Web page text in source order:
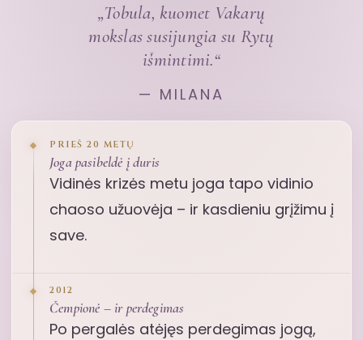
„Tobula, kuomet Vakarų
mokslas susijungia su Rytų
išmintimi.“
— MILANA
PRIEŠ 20 METŲ
Joga pasibeldė į duris
Vidinės krizės metu joga tapo vidinio
chaoso užuovėja – ir kasdieniu grįžimu į
save.
2012
Čempionė – ir perdegimas
Po pergalės atėjęs perdegimas jogą,